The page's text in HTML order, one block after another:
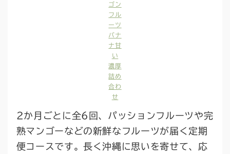
ゴン
フル
ーツ
バナ
ナ甘
い
濃厚
詰め
合わ
せ
2か月ごとに全6回、パッションフルーツや完
熟マンゴーなどの新鮮なフルーツが届く定期
便コースです。長く沖縄に思いを寄せて、応